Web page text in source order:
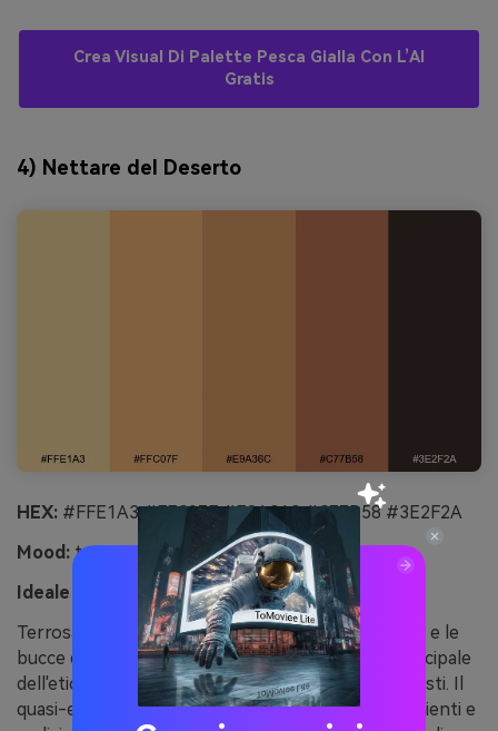
Crea Visual Di Palette Pesca Gialla Con L’AI
Gratis
4) Nettare del Deserto
HEX: #FFE1A3 #FFC07F #E9A36C #C77B58 #3E2F2A
Mood: terrosa, radicata, calda
Ideale per:
packaging per prodotti artigianali
Terrosa e radicata, richiama la sabbia calda dal sole e le
bucce della frutta. Usa #FFC07F come colore principale
dell'etichetta e #C77B58 per sigilli, stemming o gusti. Il
quasi-espresso #3E2F2A è ottimo per liste ingredienti e